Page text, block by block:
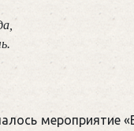
мероприятие